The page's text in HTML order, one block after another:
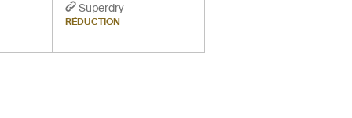
Superdry
RÉDUCTION